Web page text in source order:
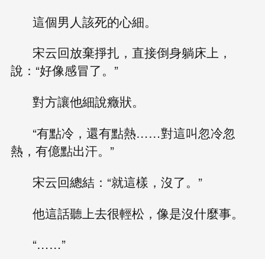
這個男人該死的心細。
宋云回放棄掙扎，直接倒身躺床上，
說：“好像感冒了。”
對方讓他細說癥狀。
“有點冷，還有點熱……對這叫忽冷忽
熱，有億點出汗。”
宋云回總結：“就這樣，沒了。”
他這話聽上去很輕松，像是沒什麼事。
“……”